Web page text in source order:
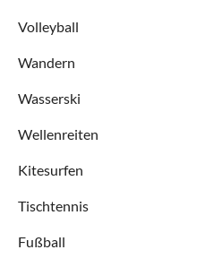
Volleyball
Wandern
Wasserski
Wellenreiten
Kitesurfen
Tischtennis
Fußball